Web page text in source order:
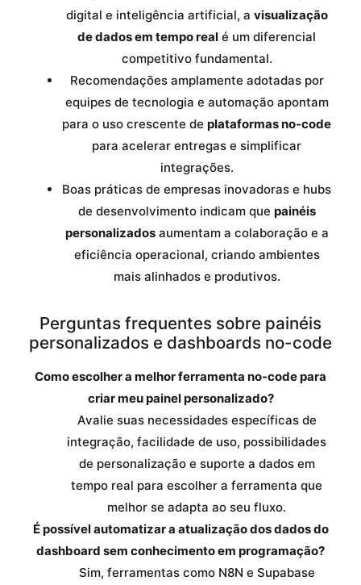
digital e inteligência artificial, a visualização
de dados em tempo real é um diferencial
competitivo fundamental.
Recomendações amplamente adotadas por
equipes de tecnologia e automação apontam
para o uso crescente de plataformas no-code
para acelerar entregas e simplificar
integrações.
Boas práticas de empresas inovadoras e hubs
de desenvolvimento indicam que painéis
personalizadosaumentam a colaboração e a
eficiência operacional, criando ambientes
mais alinhados e produtivos.
Perguntas frequentes sobre painéis
personalizados e dashboards no-code
Como escolher a melhor ferramenta no-code para
criar meu painel personalizado?
Avalie suas necessidades específicas de
integração, facilidade de uso, possibilidades
de personalização e suporte a dados em
tempo real para escolher a ferramenta que
melhor se adapta ao seu fluxo.
É possível automatizar a atualização dos dados do
dashboard sem conhecimento em programação?
Sim, ferramentas como N8N e Supabase